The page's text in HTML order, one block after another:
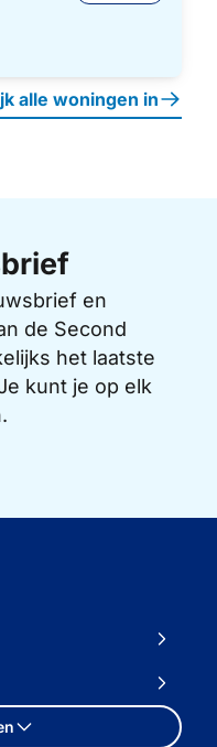
alle woningen in
en
de Second
het laatste
kunt je op elk